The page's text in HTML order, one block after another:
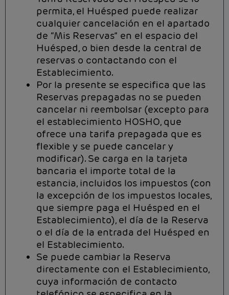
permita, el Huésped puede realizar
cualquier cancelación en el apartado
de “Mis Reservas” en el espacio del
Huésped, o bien desde la central de
reservas o contactando con el
Establecimiento.
Por la presente se especifica que las
Reservas prepagadas no se pueden
cancelar ni reembolsar (excepto para
el establecimiento HOSHO, que
ofrece una tarifa prepagada que es
flexible y se puede cancelar y
modificar). Se carga en la tarjeta
bancaria el importe total de la
estancia, incluidos los impuestos (con
la excepción de los impuestos locales,
que siempre paga el Huésped en el
Establecimiento), el día de la Reserva
o el día de la entrada del Huésped en
el Establecimiento.
Se puede cambiar la Reserva
directamente con el Establecimiento,
cuya información de contacto